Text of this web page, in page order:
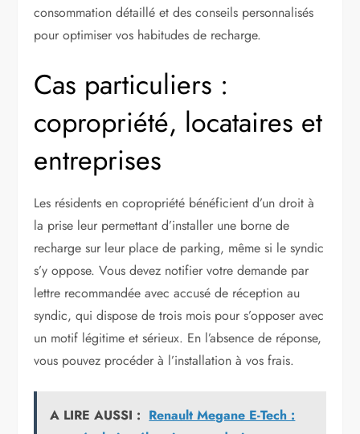
consommation détaillé et des conseils personnalisés
pour optimiser vos habitudes de recharge.
Cas particuliers :
copropriété, locataires et
entreprises
Les résidents en copropriété bénéficient d’un droit à
la prise leur permettant d’installer une borne de
recharge sur leur place de parking, même si le syndic
s’y oppose. Vous devez notifier votre demande par
lettre recommandée avec accusé de réception au
syndic, qui dispose de trois mois pour s’opposer avec
un motif légitime et sérieux. En l’absence de réponse,
vous pouvez procéder à l’installation à vos frais.
A LIRE AUSSI : Renault Megane E-Tech :